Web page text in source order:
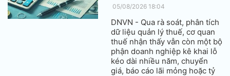
05/08/2026 18:04
DNVN - Qua rà soát, phân tích
dữ liệu quản lý thuế, cơ quan
thuế nhận thấy vẫn còn một bộ
phận doanh nghiệp kê khai lỗ
kéo dài nhiều năm, chuyển
giá, báo cáo lãi mỏng hoặc tỷ